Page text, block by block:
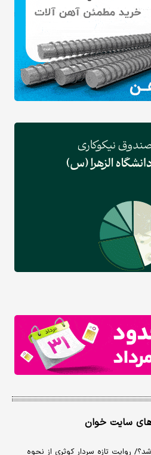
سایت خوان
روایت تازه سردار کوثری از نحوه